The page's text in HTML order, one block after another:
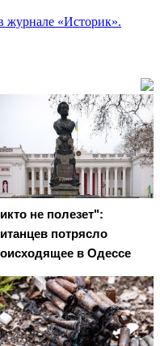
журнале «Историк».
не полезет":
потрясло
в Одессе